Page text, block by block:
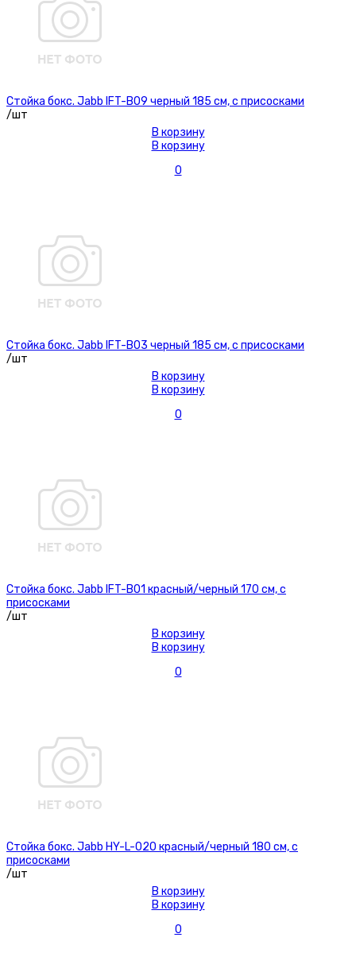
Стойка бокс. Jabb IFT-B09 черный 185 см, с присосками
/шт
В корзину
В корзину
0
Стойка бокс. Jabb IFT-B03 черный 185 см, с присосками
/шт
В корзину
В корзину
0
Стойка бокс. Jabb IFT-B01 красный/черный 170 см, с
присосками
/шт
В корзину
В корзину
0
Стойка бокс. Jabb HY-L-020 красный/черный 180 см, с
присосками
/шт
В корзину
В корзину
0